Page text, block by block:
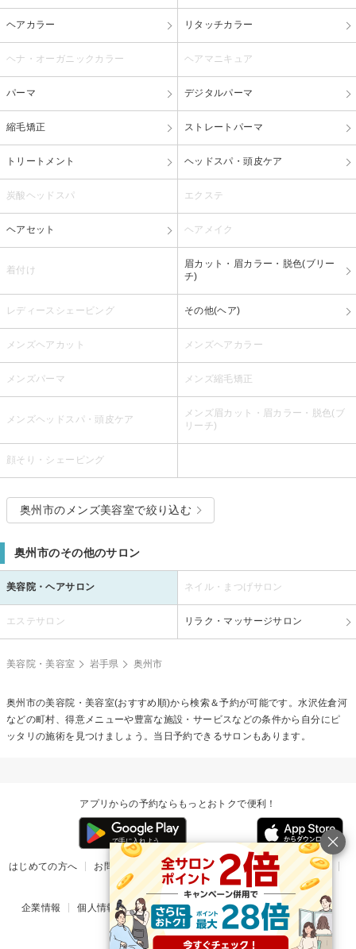
ヘアカラー リタッチカラー
ヘナ・オーガニックカラー ヘアマニキュア
パーマ デジタルパーマ
縮毛矯正 ストレートパーマ
トリートメント ヘッドスパ・頭皮ケア
炭酸ヘッドスパ エクステ
ヘアセット ヘアメイク
着付け
眉カット・眉カラー・脱色(ブリー
チ)
レディースシェービング その他(ヘア)
メンズヘアカット メンズヘアカラー
メンズパーマ メンズ縮毛矯正
メンズヘッドスパ・頭皮ケア
メンズ眉カット・眉カラー・脱色(ブ
リーチ)
顔そり・シェービング
奥州市のメンズ美容室で絞り込む
奥州市のその他のサロン
美容院・ヘアサロン ネイル・まつげサロン
エステサロン リラク・マッサージサロン
美容院・美容室 岩手県 奥州市
奥州市の美容院・美容室(おすすめ順)から検索＆予約が可能です。水沢佐倉河
などの町村、得意メニューや豊富な施設・サービスなどの条件から自分にピ
ッタリの施術を見つけましょう。当日予約できるサロンもあります。
アプリからの予約ならもっとおトクで便利！
はじめての方へ お問い合わせ ヘルプ リリース情報
利用規約
掲載ご希望のサロン様
企業情報 個人情報保護方針 楽天のサービス一覧 アプリ一覧
© Rakuten Group, Inc.